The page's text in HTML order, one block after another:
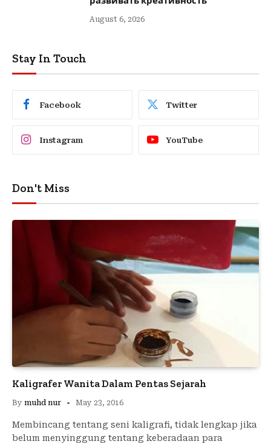
August 6, 2026
Stay In Touch
Facebook Twitter
Instagram YouTube
Don't Miss
Kaligrafer Wanita Dalam Pentas Sejarah
By muhd nur May 23, 2016
Membincang tentang seni kaligrafi, tidak lengkap jika
belum menyinggung tentang keberadaan para